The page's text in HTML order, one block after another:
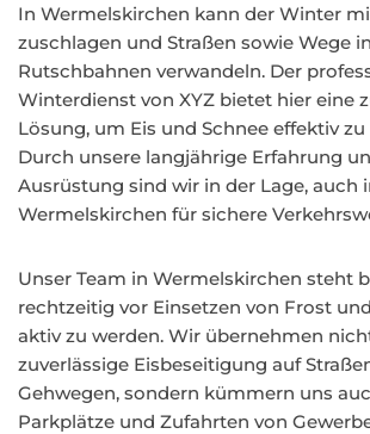
In Wermelskirchen kann der Winter
zuschlagen und Straßen sowie Wege
Rutschbahnen verwandeln. Der
Winterdienst von XYZ bietet hier eine
Lösung, um Eis und Schnee effektiv
Durch unsere langjährige Erfahrung
Ausrüstung sind wir in der Lage, auch
Wermelskirchen für sichere
Unser Team in Wermelskirchen steht
rechtzeitig vor Einsetzen von Frost
aktiv zu werden. Wir übernehmen
zuverlässige Eisbeseitigung auf
Gehwegen, sondern kümmern uns
Parkplätze und Zufahrten von